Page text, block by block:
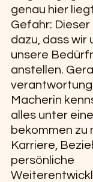
genau hier
Gefahr:
dazu, dass wir
unsere
anstellen.
Macherin
alles unter
bekommen zu
Karriere,
persönliche